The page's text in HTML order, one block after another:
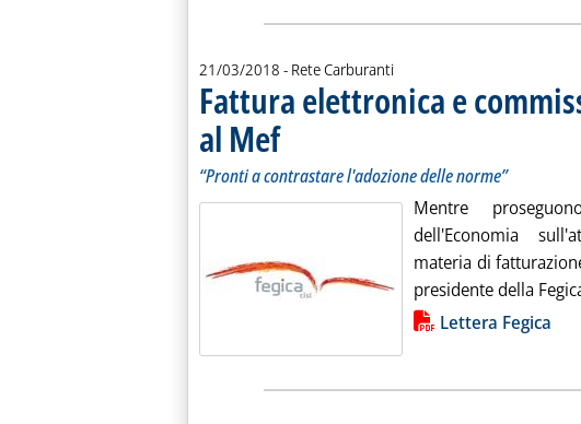
21/03/2018 - Rete Carburanti
Fattura elettronica e
al Mef. Sottotitolo: “Pronti a contrastare l'adozione delle norme”
. Pubblicata mercoledì 21 marzo 2018 alle 15.27.
“Pronti a contrastare l'adozione delle norme”
Mentre
dell'Economia
materia di
presidente della
Lista allegati PDF alla notiziaLettera Fegica